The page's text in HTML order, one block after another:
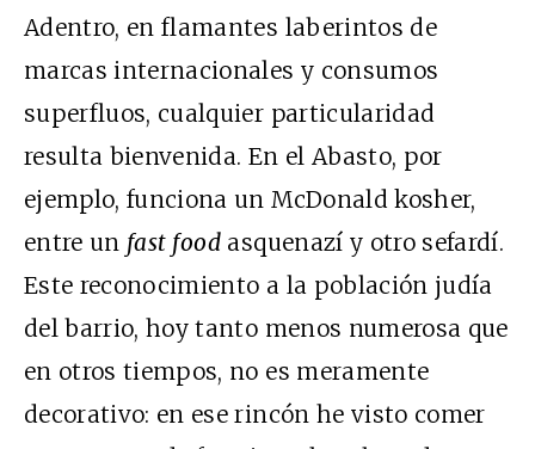
Adentro, en flamantes laberintos de
marcas internacionales y consumos
superfluos, cualquier particularidad
resulta bienvenida. En el Abasto, por
ejemplo, funciona un McDonald kosher,
entre un fast food asquenazí y otro sefardí.
Este reconocimiento a la población judía
del barrio, hoy tanto menos numerosa que
en otros tiempos, no es meramente
decorativo: en ese rincón he visto comer